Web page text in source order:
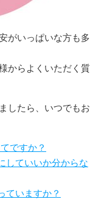
がいっぱいな方も多
からよくいただく質
したら、いつでもお
ですか？
していいか分からな
ていますか？